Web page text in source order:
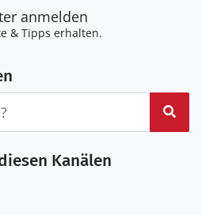
anmelden
& Tipps erhalten.
Kanälen